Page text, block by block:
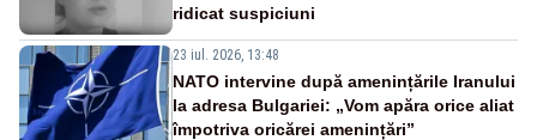
ridicat suspiciuni
23 iul. 2026, 13:48
NATO intervine după amenințările Iranului
la adresa Bulgariei: „Vom apăra orice aliat
împotriva oricărei amenințări”